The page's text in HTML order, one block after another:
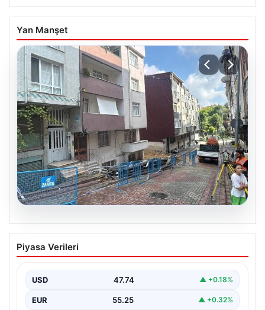
Yan Manşet
Temel Kazısı Nedeniyle Binalara Zarar
Verildi, 4 Bina Boşaltıldı
sırasında ciddi hasarlar oluştu ve bu durum
sonucunda…
Piyasa Verileri
USD 47.74 ▲ +0.18%
EUR 55.25 ▲ +0.32%